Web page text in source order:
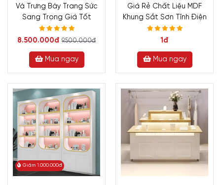
Và Trưng Bày Trang Sức
Sang Trọng Giá Tốt
8.500.000đ 9.500.000đ
Mua ngay
Giá Rẻ Chất Liệu MDF
Khung Sắt Sơn Tĩnh Điện
1đ
Mua ngay
Giảm 1.000.000đ